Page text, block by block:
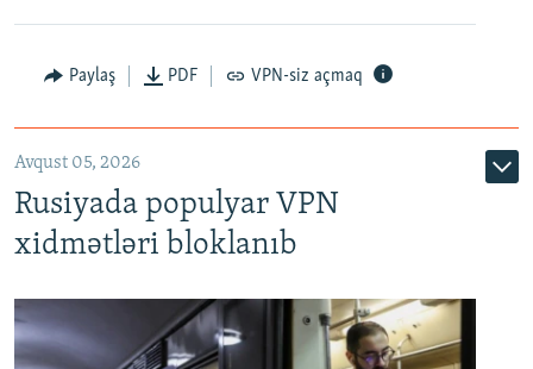
Paylaş PDF VPN-siz açmaq
Avqust 05, 2026
Rusiyada populyar VPN
xidmətləri bloklanıb